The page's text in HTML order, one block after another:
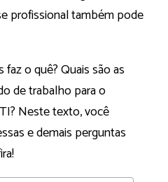
profissional também pode
o quê? Quais são as
de trabalho para o
Neste texto, você
e demais perguntas